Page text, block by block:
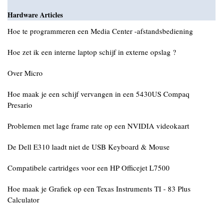
Hardware Articles
Hoe te programmeren een Media Center -afstandsbediening
Hoe zet ik een interne laptop schijf in externe opslag ?
Over Micro
Hoe maak je een schijf vervangen in een 5430US Compaq
Presario
Problemen met lage frame rate op een NVIDIA videokaart
De Dell E310 laadt niet de USB Keyboard & Mouse
Compatibele cartridges voor een HP Officejet L7500
Hoe maak je Grafiek op een Texas Instruments TI - 83 Plus
Calculator